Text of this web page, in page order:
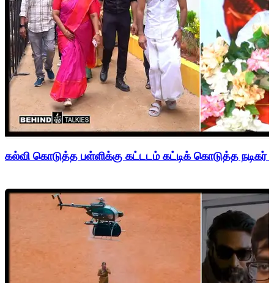
கல்வி கொடுத்த பள்ளிக்கு கட்டடம் கட்டிக் கொடுத்த நடிகர்